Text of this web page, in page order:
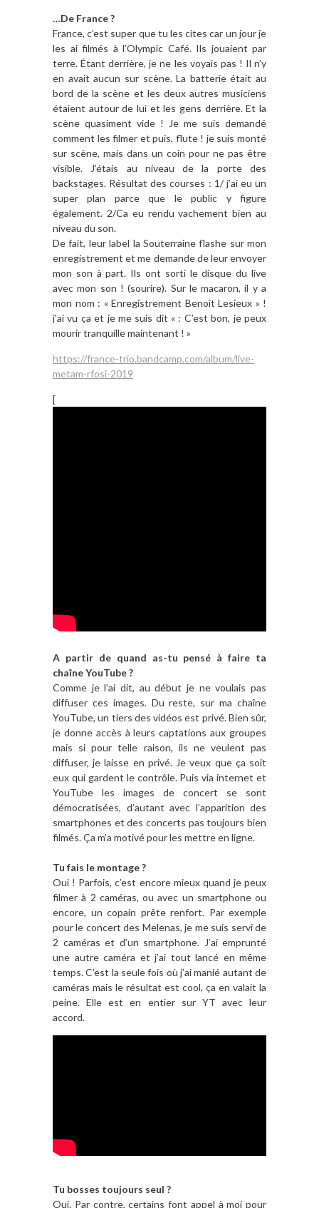
…De France ?
France, c’est super que tu les cites car un jour je
les ai filmés à l’Olympic Café. Ils jouaient par
terre. Étant derrière, je ne les voyais pas ! Il n’y
en avait aucun sur scène. La batterie était au
bord de la scène et les deux autres musiciens
étaient autour de lui et les gens derrière. Et la
scène quasiment vide ! Je me suis demandé
comment les filmer et puis, flute ! je suis monté
sur scène, mais dans un coin pour ne pas être
visible. J’étais au niveau de la porte des
backstages. Résultat des courses : 1/ j’ai eu un
super plan parce que le public y figure
également. 2/Ca eu rendu vachement bien au
niveau du son.
De fait, leur label la Souterraine flashe sur mon
enregistrement et me demande de leur envoyer
mon son à part. Ils ont sorti le disque du live
avec mon son ! (sourire). Sur le macaron, il y a
mon nom : « Enregistrement Benoit Lesieux » !
j’ai vu ça et je me suis dit « : C’est bon, je peux
mourir tranquille maintenant ! »
https://france-trio.bandcamp.com/album/live-
metam-rfosi-2019
[
A partir de quand as-tu pensé à faire ta
chaîne YouTube ?
Comme je l’ai dit, au début je ne voulais pas
diffuser ces images. Du reste, sur ma chaîne
YouTube, un tiers des vidéos est privé. Bien sûr,
je donne accès à leurs captations aux groupes
mais si pour telle raison, ils ne veulent pas
diffuser, je laisse en privé. Je veux que ça soit
eux qui gardent le contrôle. Puis via internet et
YouTube les images de concert se sont
démocratisées, d’autant avec l’apparition des
smartphones et des concerts pas toujours bien
filmés. Ça m’a motivé pour les mettre en ligne.
Tu fais le montage ?
Oui ! Parfois, c’est encore mieux quand je peux
filmer à 2 caméras, ou avec un smartphone ou
encore, un copain prête renfort. Par exemple
pour le concert des Melenas, je me suis servi de
2 caméras et d’un smartphone. J’ai emprunté
une autre caméra et j’ai tout lancé en même
temps. C’est la seule fois où j’ai manié autant de
caméras mais le résultat est cool, ça en valait la
peine. Elle est en entier sur YT avec leur
accord.
Tu bosses toujours seul ?
Oui. Par contre, certains font appel à moi pour